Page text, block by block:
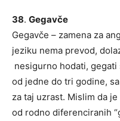
38. Gegavče
Gegavče – zamena za
jeziku nema prevod,
nesigurno hodati, gegati
od jedne do tri godine,
za taj uzrast. Mislim da
od rodno diferenciranih